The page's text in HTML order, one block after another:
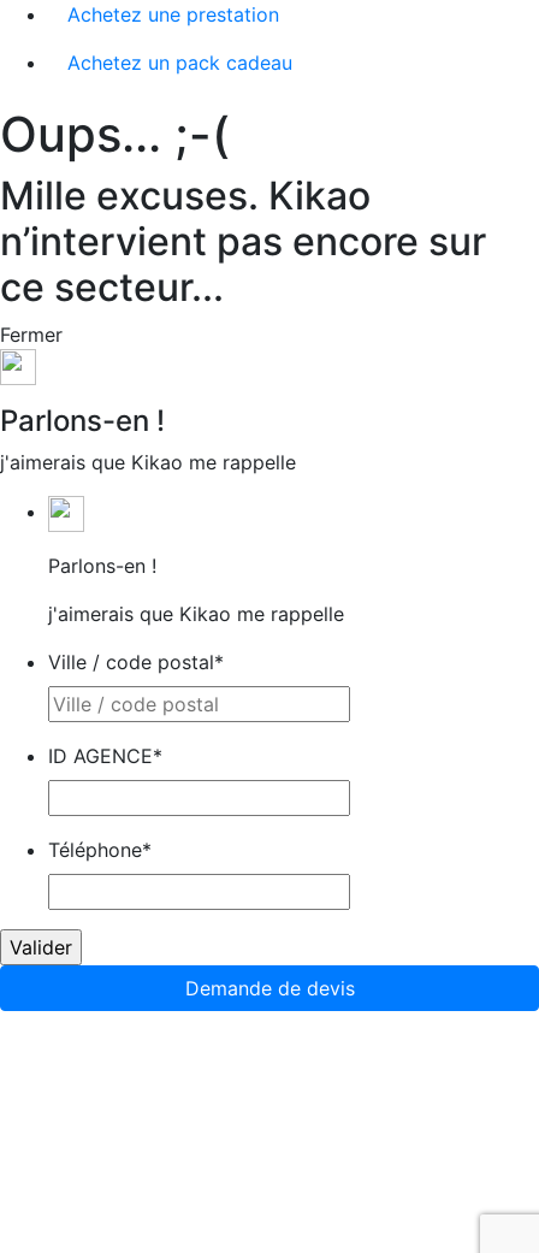
Achetez une prestation
Achetez un pack cadeau
Oups... ;-(
Mille excuses. Kikao
n’intervient pas encore sur
ce secteur...
Fermer
Parlons-en !
j'aimerais que Kikao me rappelle
Parlons-en !
j'aimerais que Kikao me rappelle
Ville / code postal*
ID AGENCE*
Téléphone*
Demande de devis